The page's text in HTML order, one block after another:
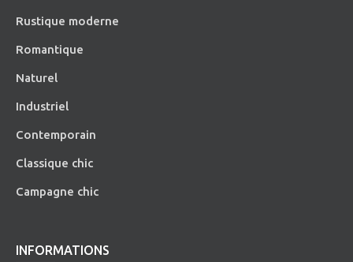
Rustique moderne
Romantique
Naturel
Industriel
Contemporain
Classique chic
Campagne chic
INFORMATIONS